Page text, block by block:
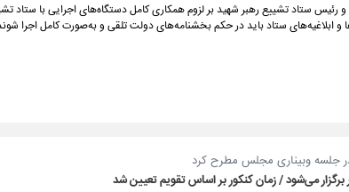
ستاد تشییع رهبر شهید بر لزوم همکاری کامل دستگاه‌های اجرایی با ستاد
ابلاغیه‌های ستاد باید در حکم بخشنامه‌های دولت تلقی و به‌صورت کامل اجرا
جلسه وبیناری مجلس مطرح کرد